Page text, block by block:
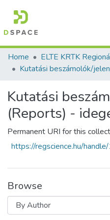
All of
Home
Kutatási
(Reports) -
Permanent URI for this
https://regscience.hu/
Browse